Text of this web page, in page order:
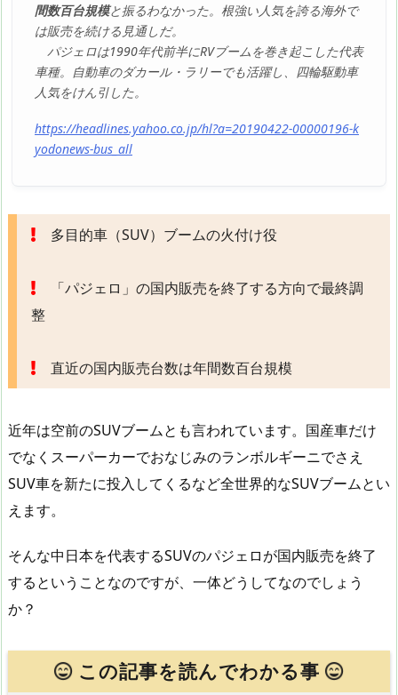
間数百台規模と振るわなかった。根強い人気を誇る海外で
は販売を続ける見通しだ。
パジェロは1990年代前半にRVブームを巻き起こした代表
車種。自動車のダカール・ラリーでも活躍し、四輪駆動車
人気をけん引した。
https://headlines.yahoo.co.jp/hl?a=20190422-00000196-k
yodonews-bus_all
多目的車（SUV）ブームの火付け役
「パジェロ」の国内販売を終了する方向で最終調
整
直近の国内販売台数は年間数百台規模
近年は空前のSUVブームとも言われています。国産車だけ
でなくスーパーカーでおなじみのランボルギーニでさえ
SUV車を新たに投入してくるなど全世界的なSUVブームとい
えます。
そんな中日本を代表するSUVのパジェロが国内販売を終了
するということなのですが、一体どうしてなのでしょう
か？
この記事を読んでわかる事